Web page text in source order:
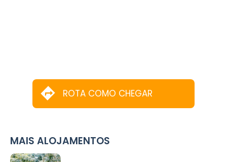
ROTA COMO CHEGAR
MAIS ALOJAMENTOS